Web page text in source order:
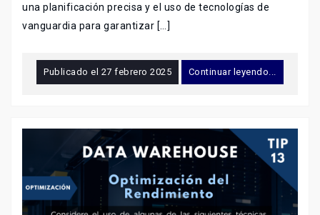
una planificación precisa y el uso de tecnologías de
vanguardia para garantizar […]
Publicado el 27 febrero 2025 Continuar leyendo...